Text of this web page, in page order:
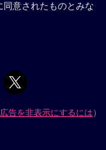
意されたものとみな
広告を非表示にするには）